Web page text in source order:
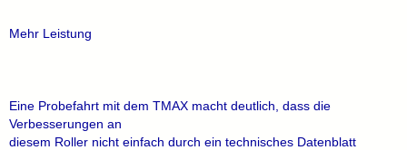
Mehr Leistung
Eine Probefahrt mit dem TMAX macht deutlich, dass die
Verbesserungen an
diesem Roller nicht einfach durch ein technisches Datenblatt